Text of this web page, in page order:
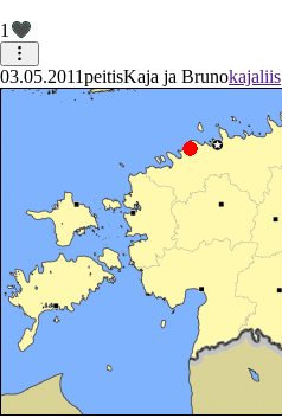
1
03.05.2011peitisKaja ja Brunokajaliis